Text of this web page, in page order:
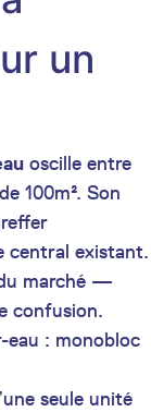
un
oscille entre
100m². Son
central existant.
marché —
confusion.
eau : monobloc
seule unité